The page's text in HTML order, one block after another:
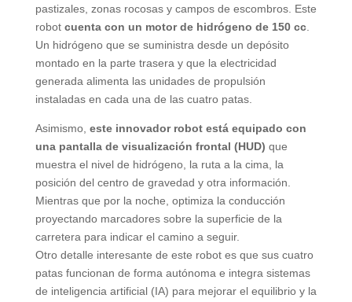
pastizales, zonas rocosas y campos de escombros. Este
robot cuenta con un motor de hidrógeno de 150 cc.
Un hidrógeno que se suministra desde un depósito
montado en la parte trasera y que la electricidad
generada alimenta las unidades de propulsión
instaladas en cada una de las cuatro patas.
Asimismo, este innovador robot está equipado con
una pantalla de visualización frontal (HUD) que
muestra el nivel de hidrógeno, la ruta a la cima, la
posición del centro de gravedad y otra información.
Mientras que por la noche, optimiza la conducción
proyectando marcadores sobre la superficie de la
carretera para indicar el camino a seguir.
Otro detalle interesante de este robot es que sus cuatro
patas funcionan de forma autónoma e integra sistemas
de inteligencia artificial (IA) para mejorar el equilibrio y la